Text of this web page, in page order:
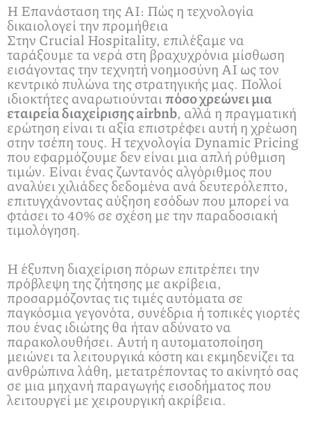
Η Επανάσταση της AI: Πώς η τεχνολογία
δικαιολογεί την προμήθεια
Στην Crucial Hospitality, επιλέξαμε να
ταράξουμε τα νερά στη βραχυχρόνια μίσθωση
εισάγοντας την τεχνητή νοημοσύνη ΑΙ ως τον
κεντρικό πυλώνα της στρατηγικής μας. Πολλοί
ιδιοκτήτες αναρωτιούνταιπόσο χρεώνει μια
εταιρεία διαχείρισης airbnb, αλλά η πραγματική
ερώτηση είναι τι αξία επιστρέφει αυτή η χρέωση
στην τσέπη τους. Η τεχνολογία Dynamic Pricing
που εφαρμόζουμε δεν είναι μια απλή ρύθμιση
τιμών. Είναι ένας ζωντανός αλγόριθμος που
αναλύει χιλιάδες δεδομένα ανά δευτερόλεπτο,
επιτυγχάνοντας αύξηση εσόδων που μπορεί να
φτάσει το 40% σε σχέση με την παραδοσιακή
τιμολόγηση.
Η έξυπνη διαχείριση πόρων επιτρέπει την
πρόβλεψη της ζήτησης με ακρίβεια,
προσαρμόζοντας τις τιμές αυτόματα σε
παγκόσμια γεγονότα, συνέδρια ή τοπικές γιορτές
που ένας ιδιώτης θα ήταν αδύνατο να
παρακολουθήσει. Αυτή η αυτοματοποίηση
μειώνει τα λειτουργικά κόστη και εκμηδενίζει τα
ανθρώπινα λάθη, μετατρέποντας το ακίνητό σας
σε μια μηχανή παραγωγής εισοδήματος που
λειτουργεί με χειρουργική ακρίβεια.